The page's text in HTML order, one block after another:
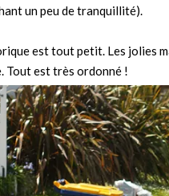
un peu de tranquillité).
est tout petit. Les jolies
Tout est très ordonné !